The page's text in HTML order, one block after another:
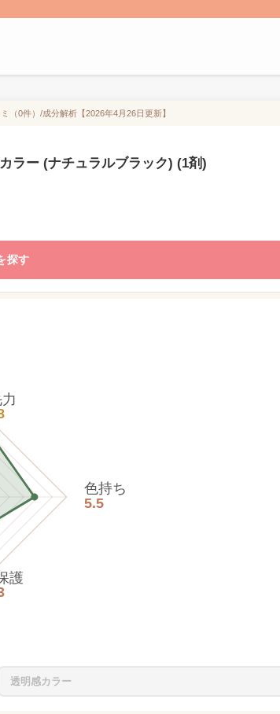
（0件）/成分解析【2026年4月26日更新】
ラー (ナチュラルブラック) (1剤)
探す
色持ち
5.5
護
透明感カラー